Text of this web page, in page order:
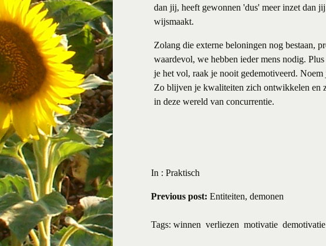
dan jij, heeft gewonnen 'dus' meer inzet dan
wijsmaakt.
Zolang die externe beloningen nog bestaan,
waardevol, we hebben ieder mens nodig.
je het vol, raak je nooit gedemotiveerd.
Zo blijven je kwaliteiten zich ontwikkelen en
in deze wereld van concurrentie.
In : Praktisch
Previous post: Entiteiten, demonen
Tags: winnen verliezen motivatie demotivatie